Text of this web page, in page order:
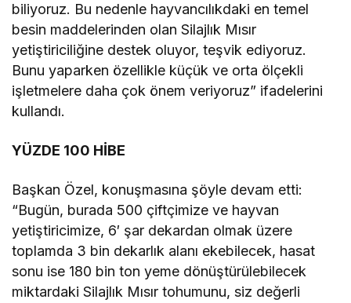
biliyoruz. Bu nedenle hayvancılıkdaki en temel
besin maddelerinden olan Silajlık Mısır
yetiştiriciliğine destek oluyor, teşvik ediyoruz.
Bunu yaparken özellikle küçük ve orta ölçekli
işletmelere daha çok önem veriyoruz” ifadelerini
kullandı.
YÜZDE 100 HİBE
Başkan Özel, konuşmasına şöyle devam etti:
“Bugün, burada 500 çiftçimize ve hayvan
yetiştiricimize, 6′ şar dekardan olmak üzere
toplamda 3 bin dekarlık alanı ekebilecek, hasat
sonu ise 180 bin ton yeme dönüştürülebilecek
miktardaki Silajlık Mısır tohumunu, siz değerli